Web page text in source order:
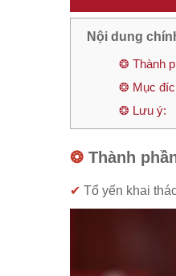
Nội dung
❂ Thành
❂ Mục
❂ Lưu ý:
❂ Thành
✔ Tổ yến khai